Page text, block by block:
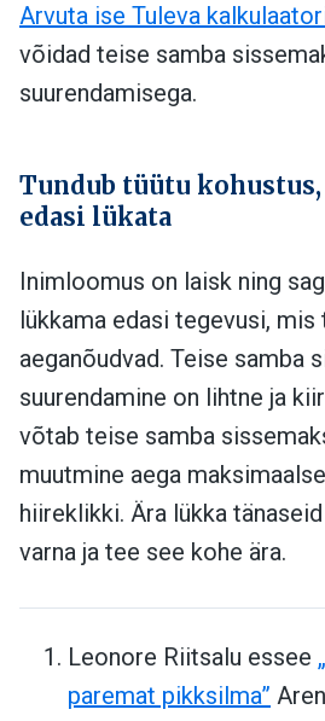
Arvuta ise Tuleva
võidad teise samba
suurendamisega.
Tundub tüütu kohustus,
edasi lükata
Inimloomus on laisk ning
lükkama edasi tegevusi, mis
aeganõudvad. Teise samba
suurendamine on lihtne ja
võtab teise samba
muutmine aega
hiireklikki. Ära lükka
varna ja tee see kohe ära.
Leonore Riitsalu essee
paremat pikksilma”